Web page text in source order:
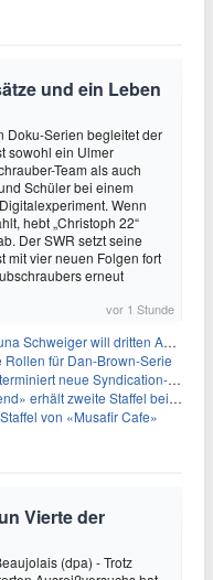
und ein Leben
Doku-Serien begleitet der
sowohl ein Ulmer
Team als auch
Schüler bei einem
Wenn
hebt „Christoph 22“
Der SWR setzt seine
mit vier neuen Folgen fort
erneut
vor 1 Stunde
will dritten Anlauf nutzen
Rollen für Dan-Brown-Serie
neue Syndication-Formate
zweite Staffel bei Peacock
von «Musafir Cafe»
Vierte der
(dpa) - Trotz